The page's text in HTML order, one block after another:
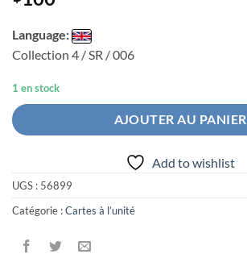
Language:
Collection 4 / SR / 006
1 en stock
AJOUTER AU PANIER
Add to wishlist
UGS : 56899
Catégorie :Cartes à l’unité